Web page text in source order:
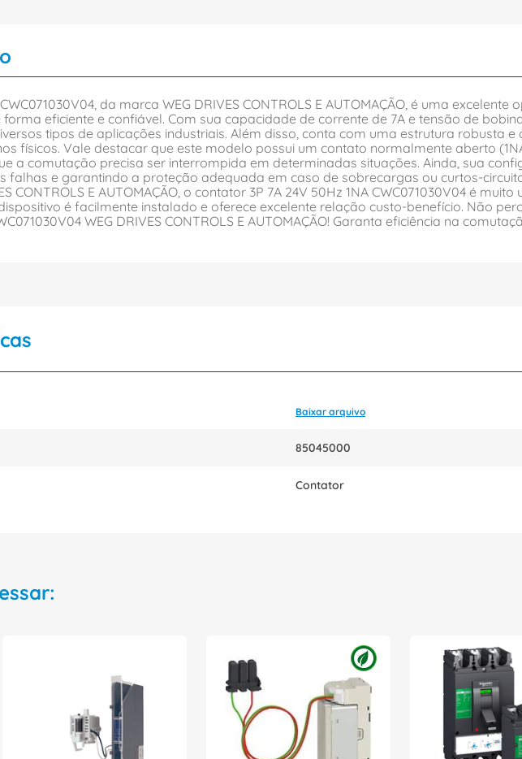
da marca WEG DRIVES CONTROLS E AUTOMAÇÃO, é uma
eficiente e confiável. Com sua capacidade de corrente de 7A e tensão de
tipos de aplicações industriais. Além disso, conta com uma estrutura robusta
físicos. Vale destacar que este modelo possui um contato normalmente aberto
a comutação precisa ser interrompida em determinadas situações. Ainda, sua
falhas e garantindo a proteção adequada em caso de sobrecargas ou curtos-
CONTROLS E AUTOMAÇÃO, o contator 3P 7A 24V 50Hz 1NA CWC071030V04 é
é facilmente instalado e oferece excelente relação custo-benefício. Não
WEG DRIVES CONTROLS E AUTOMAÇÃO! Garanta eficiência na
Baixar arquivo
85045000
Contator